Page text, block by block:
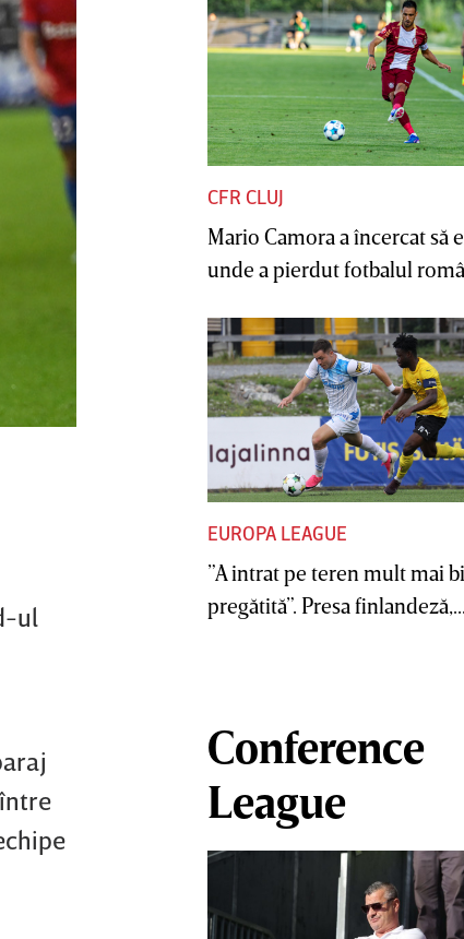
ul
CFR CLUJ
Mario Camora a încercat să
unde a pierdut fotbalul
EUROPA LEAGUE
”A intrat pe teren mult mai
pregătită”. Presa
Conference
League